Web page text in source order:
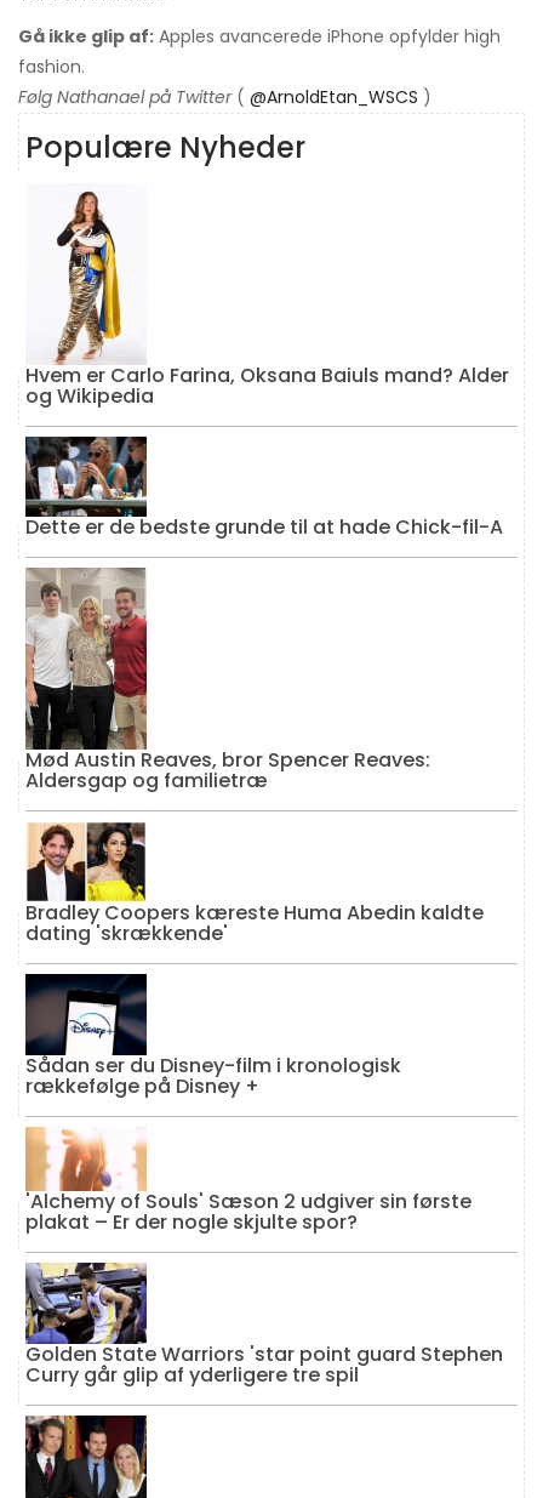
Gå ikke glip af: Apples avancerede iPhone opfylder high
fashion.
Følg Nathanael på Twitter( @ArnoldEtan_WSCS )
Populære Nyheder
Hvem er Carlo Farina, Oksana Baiuls mand? Alder
og Wikipedia
Dette er de bedste grunde til at hade Chick-fil-A
Mød Austin Reaves, bror Spencer Reaves:
Aldersgap og familietræ
Bradley Coopers kæreste Huma Abedin kaldte
dating 'skrækkende'
Sådan ser du Disney-film i kronologisk
rækkefølge på Disney +
'Alchemy of Souls' Sæson 2 udgiver sin første
plakat – Er der nogle skjulte spor?
Golden State Warriors 'star point guard Stephen
Curry går glip af yderligere tre spil